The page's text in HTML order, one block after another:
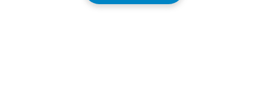
© 2026 G5 Entertainment AB